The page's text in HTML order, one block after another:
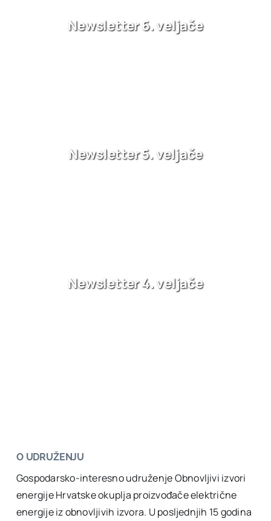
Newsletter 6. veljače
Newsletter 5. veljače
Newsletter 4. veljače
O UDRUŽENJU
Gospodarsko-interesno udruženje Obnovljivi izvori
energije Hrvatske okuplja proizvođače električne
energije iz obnovljivih izvora. U posljednjih 15 godina